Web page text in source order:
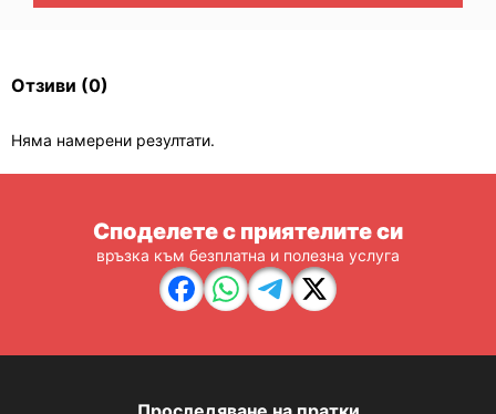
Отзиви (0)
Няма намерени резултати.
Споделете с приятелите си
връзка към безплатна и полезна услуга